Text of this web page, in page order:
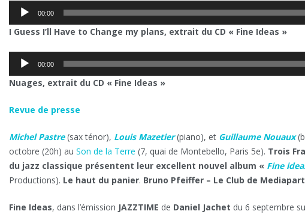
Lecteur
00:00
I Guess I’ll Have to Change my plans, extrait du CD « Fine Ideas »
Lecteur
00:00
Nuages, extrait du CD « Fine Ideas »
Revue de presse
Michel Pastre(sax ténor), Louis Mazetier(piano), et Guillaume Nouaux
octobre (20h) au Son de la Terre (7, quai de Montebello, Paris 5e). Trois
du jazz classique présentent leur excellent nouvel album « Fine
Productions). Le haut du panier. Bruno Pfeiffer – Le Club de
Fine Ideas, dans l’émission JAZZTIME de Daniel Jachet du 6 septembre